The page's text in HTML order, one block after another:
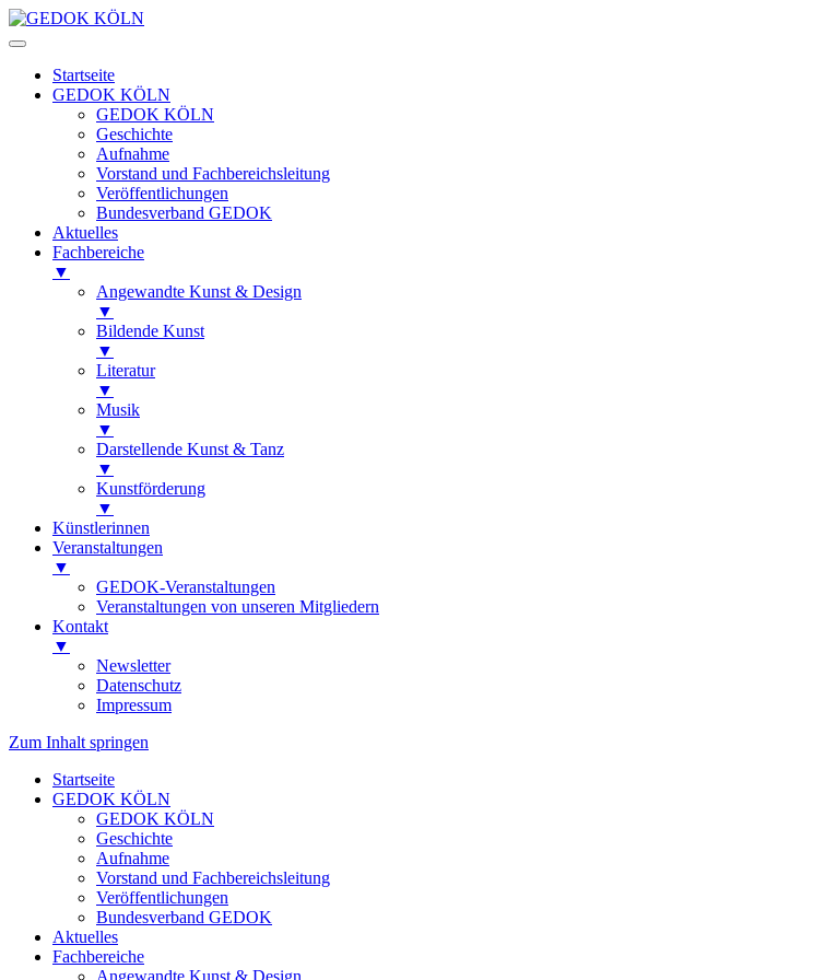
Startseite
GEDOK KÖLN
GEDOK KÖLN
Geschichte
Aufnahme
Vorstand und Fachbereichsleitung
Veröffentlichungen
Bundesverband GEDOK
Aktuelles
Fachbereiche
▼
Angewandte Kunst & Design
▼
Bildende Kunst
▼
Literatur
▼
Musik
▼
Darstellende Kunst & Tanz
▼
Kunstförderung
▼
Künstlerinnen
Veranstaltungen
▼
GEDOK-Veranstaltungen
Veranstaltungen von unseren Mitgliedern
Kontakt
▼
Newsletter
Datenschutz
Impressum
Zum Inhalt springen
Startseite
GEDOK KÖLN
GEDOK KÖLN
Geschichte
Aufnahme
Vorstand und Fachbereichsleitung
Veröffentlichungen
Bundesverband GEDOK
Aktuelles
Fachbereiche
Angewandte Kunst & Design